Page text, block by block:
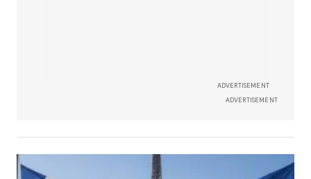
ADVERTISEMENT
ADVERTISEMENT